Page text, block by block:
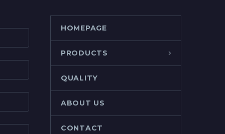
HOMEPAGE
PRODUCTS
QUALITY
ABOUT US
CONTACT